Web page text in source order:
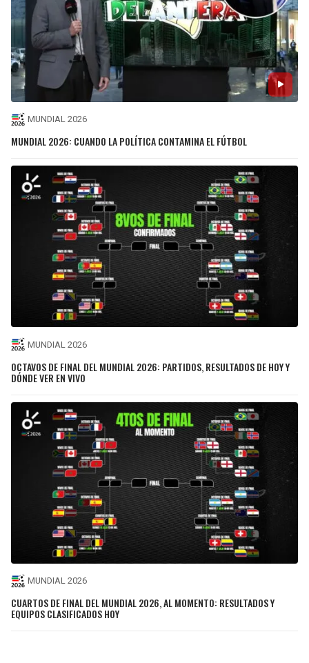
MUNDIAL 2026
MUNDIAL 2026: CUANDO LA POLÍTICA CONTAMINA EL FÚTBOL
MUNDIAL 2026
OCTAVOS DE FINAL DEL MUNDIAL 2026: PARTIDOS, RESULTADOS DE HOY Y
DÓNDE VER EN VIVO
MUNDIAL 2026
CUARTOS DE FINAL DEL MUNDIAL 2026, AL MOMENTO: RESULTADOS Y
EQUIPOS CLASIFICADOS HOY